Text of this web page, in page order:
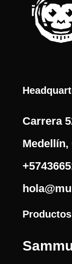
Carrera
Productos